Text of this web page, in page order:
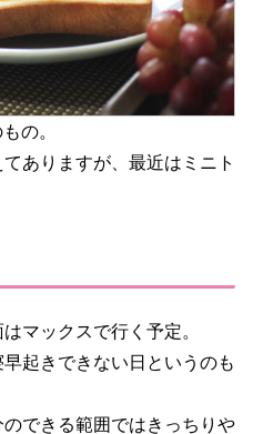
の。
ありますが、最近はミニト
マックスで行く予定。
起きできない日というのも
できる範囲ではきっちりや